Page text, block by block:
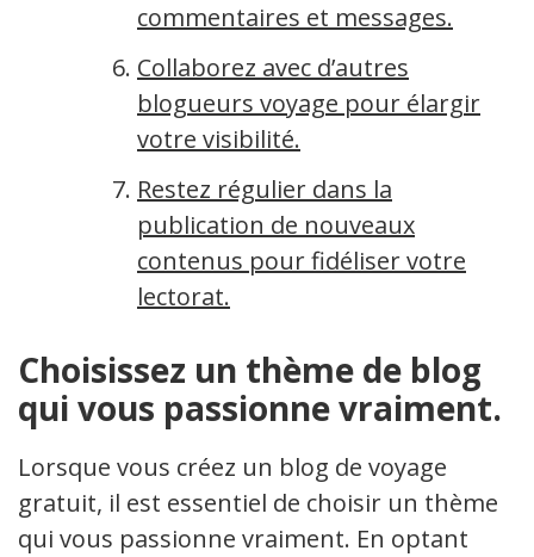
commentaires et messages.
Collaborez avec d’autres
blogueurs voyage pour élargir
votre visibilité.
Restez régulier dans la
publication de nouveaux
contenus pour fidéliser votre
lectorat.
Choisissez un thème de blog
qui vous passionne vraiment.
Lorsque vous créez un blog de voyage
gratuit, il est essentiel de choisir un thème
qui vous passionne vraiment. En optant